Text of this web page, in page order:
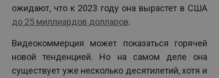
ожидают, что к 2023 году она вырастет в США
до 25 миллиардов долларов.
Видеокоммерция может показаться горячей
новой тенденцией. Но на самом деле она
существует уже несколько десятилетий, хотя и